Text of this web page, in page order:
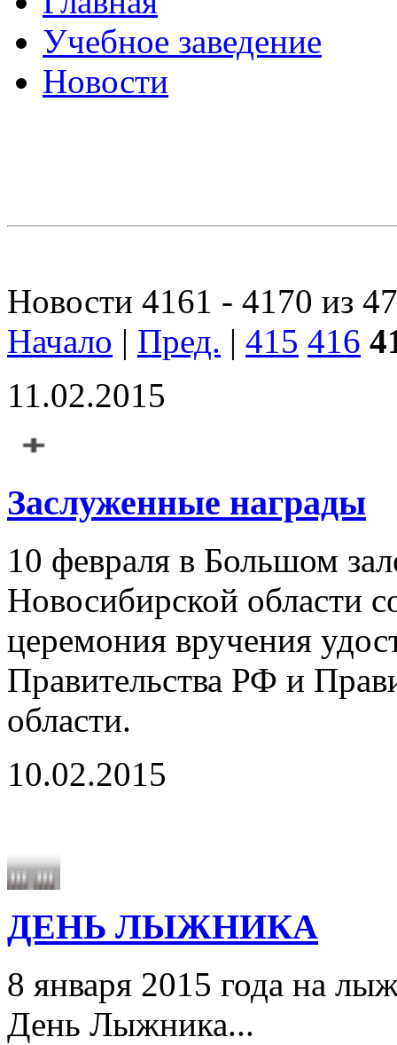
Учебное заведение
Новости
Новости 4161 - 4170 из
Начало | Пред. | 415 416
11.02.2015
Заслуженные награды
10 февраля в Большом
Новосибирской области
церемония вручения
Правительства РФ и
области.
10.02.2015
ДЕНЬ ЛЫЖНИКА
8 января 2015 года на
День Лыжника...